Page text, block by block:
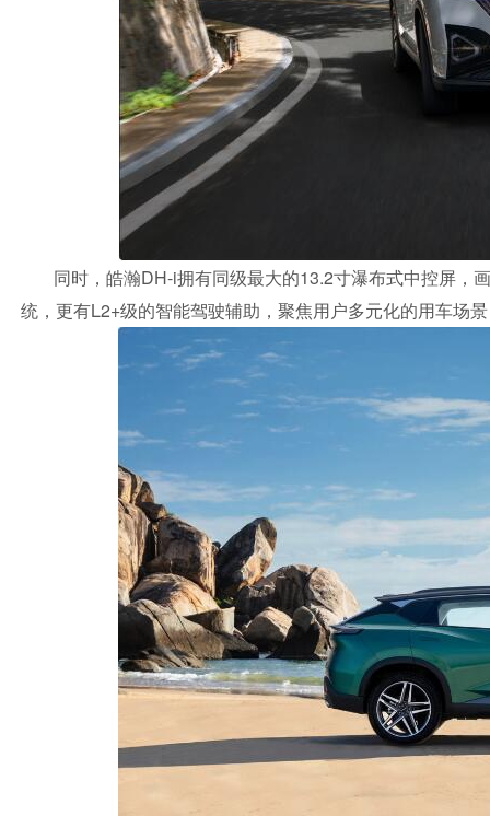
同时，皓瀚DH-i拥有同级最大的13.2寸瀑布式中控屏，
统，更有L2+级的智能驾驶辅助，聚焦用户多元化的用车场